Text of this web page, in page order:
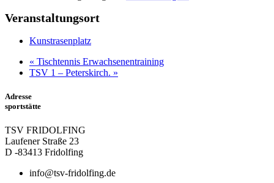
Veranstaltungsort
Kunstrasenplatz
« Tischtennis Erwachsenentraining
TSV 1 – Peterskirch. »
Adresse
sportstätte
TSV FRIDOLFING
Laufener Straße 23
D -83413 Fridolfing
info@tsv-fridolfing.de